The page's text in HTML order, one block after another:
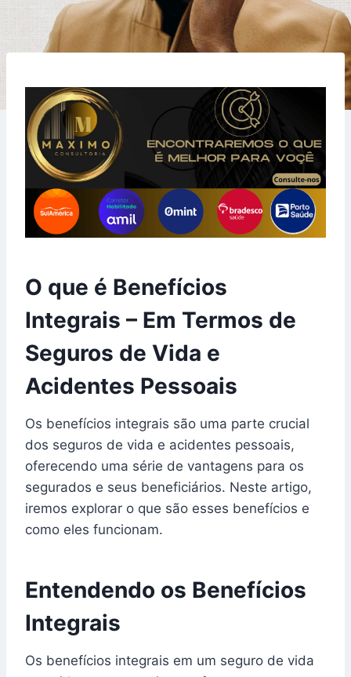
O que é Benefícios
Integrais – Em Termos de
Seguros de Vida e
Acidentes Pessoais
Os benefícios integrais são uma parte crucial
dos seguros de vida e acidentes pessoais,
oferecendo uma série de vantagens para os
segurados e seus beneficiários. Neste artigo,
iremos explorar o que são esses benefícios e
como eles funcionam.
Entendendo os Benefícios
Integrais
Os benefícios integrais em um seguro de vida